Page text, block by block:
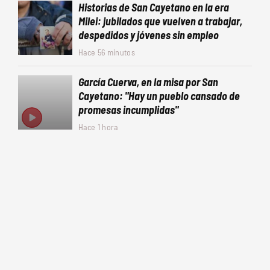
Historias de San Cayetano en la era
Milei: jubilados que vuelven a trabajar,
despedidos y jóvenes sin empleo
Hace 56 minutos
García Cuerva, en la misa por San
Cayetano: "Hay un pueblo cansado de
promesas incumplidas"
Hace 1 hora